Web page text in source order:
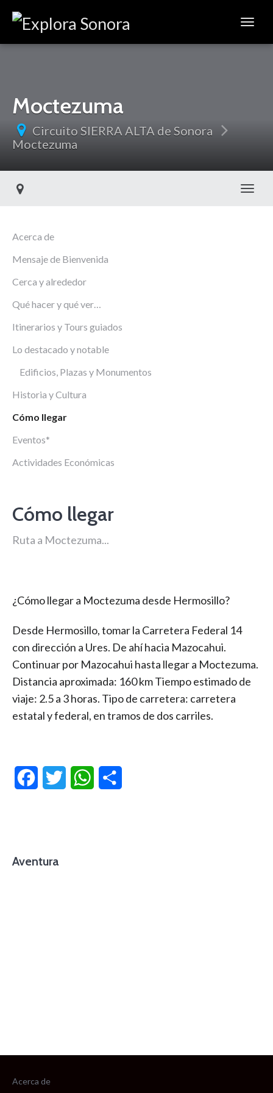
Moctezuma
Circuito SIERRA ALTA de Sonora
Moctezuma
Acerca de
Mensaje de Bienvenida
Cerca y alrededor
Qué hacer y qué ver…
Itinerarios y Tours guiados
Lo destacado y notable
Edificios, Plazas y Monumentos
Historia y Cultura
Cómo llegar
Eventos*
Actividades Económicas
Cómo llegar
Ruta a Moctezuma...
¿Cómo llegar a Moctezuma desde Hermosillo?
Desde Hermosillo, tomar la Carretera Federal 14
con dirección a Ures. De ahí hacia Mazocahui.
Continuar por Mazocahui hasta llegar a Moctezuma.
Distancia aproximada: 160 km Tiempo estimado de
viaje: 2.5 a 3 horas. Tipo de carretera: carretera
estatal y federal, en tramos de dos carriles.
FacebookTwitter WhatsApp
Aventura
Acerca de